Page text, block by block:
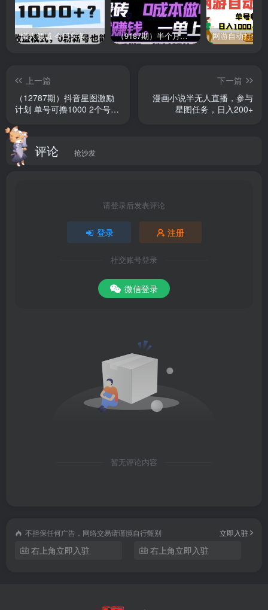
├── 47.原创拍摄家居布景实战.mp4
├── 54.巧用方言口音配音.mp4
├── 30.第14课：方便粉面短视频实战.mp4
├── 58.真人出境信念感建立.mp4
├── 43.原创拍摄暖宝宝实战.mp4
├── 66.出境人物记忆点打造.mp4
├── 68.馋嘴小妞妞.mp4
├── 34.短视频原创制作重要性.mp4
├── 53.短视频声音如何录制.mp4
├── 55.如何进行声音美化加工.mp4
├── 63.真人出境灯光布景.mp4
├── 18.第2课：纸巾短视频实战.mp4
├── 17.第1课：垃圾袋短视频实战.mp4
懒人领域·今日头条项目玩法，头条中视频项目，单号收益在50—500可批量￼ （9187期）半个月收益7K+，无脑搬砖，0成本做中间商，转手就赚钱，一单上百块，单…
上一篇
（12787期）抖音星图激励
计划 单号可撸1000 2个号
下一篇
漫画小说半无人直播，参与
星图任务，日入200+
评论 抢沙发
请登录后发表评论
登录 注册
社交账号登录
微信登录
暂无评论内容
不担保任何广告，网络交易请谨慎自行甄别 立即入驻
右上角立即入驻 右上角立即入驻